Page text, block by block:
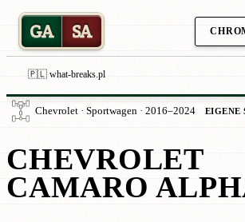
GA SA
🇵🇱 what-breaks.pl
Chevrolet · Sportwagen · 2016–2024 EIGENE
CHEVROLET
CAMARO